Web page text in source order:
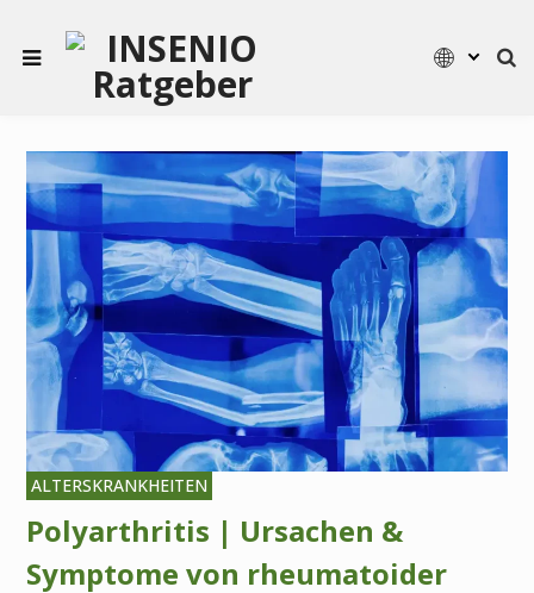
ALTERSKRANKHEITEN
Polyarthritis | Ursachen &
Symptome von rheumatoider